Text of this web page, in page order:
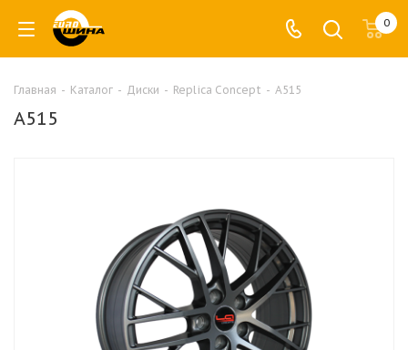
0
Главная - Каталог - Диски - Replica Concept - A515
A515